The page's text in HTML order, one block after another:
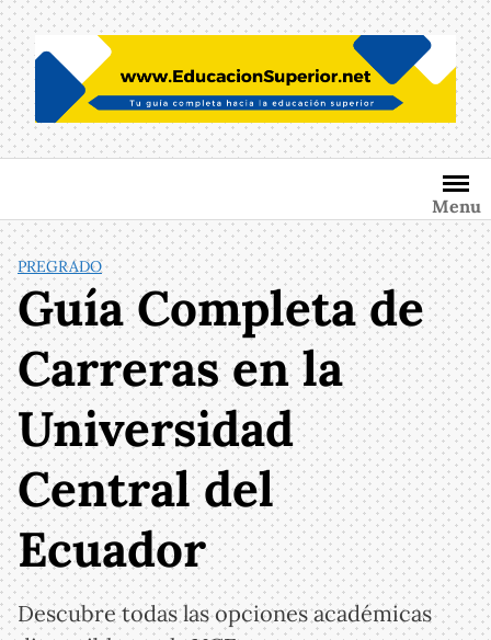
Saltar
al
contenido
Menu
PREGRADO
Guía Completa de
Carreras en la
Universidad
Central del
Ecuador
Descubre todas las opciones académicas